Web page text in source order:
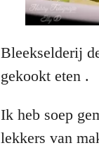
Bleekselderij
gekookt eten .
Ik heb soep
lekkers van